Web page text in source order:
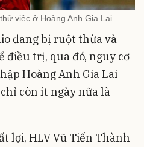
việc ở Hoàng Anh Gia Lai.
đang bị ruột thừa và
điều trị, qua đó, nguy cơ
Hoàng Anh Gia Lai
chỉ còn ít ngày nữa là
lợi, HLV Vũ Tiến Thành